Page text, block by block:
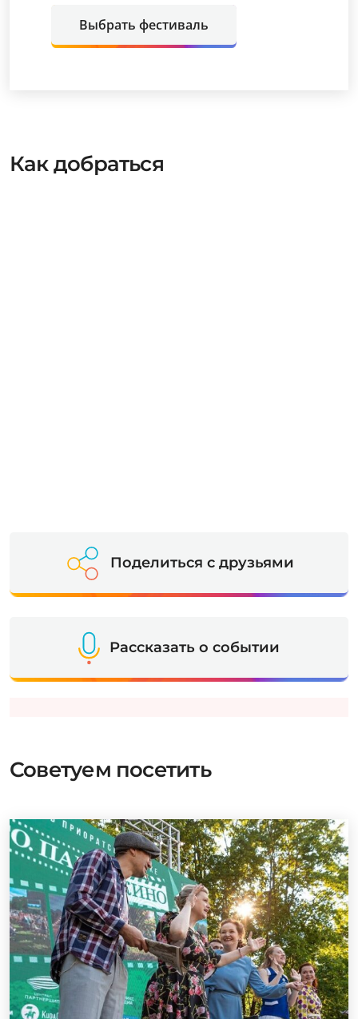
Выбрать фестиваль
Как добраться
Поделиться с друзьями
Рассказать о событии
Советуем посетить